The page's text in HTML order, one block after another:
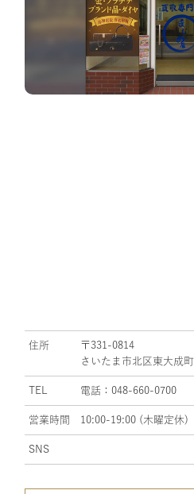
住所
〒331-0814
さいたま市北区東大成
TEL 電話：048-660-0700
営業時間 10:00-19:00 (木曜定休)
SNS